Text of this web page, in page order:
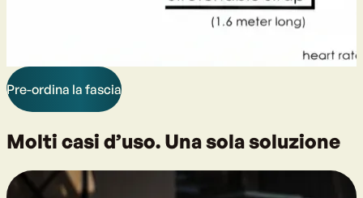
Pre-ordina la fascia
Molti casi d’uso. Una sola soluzione